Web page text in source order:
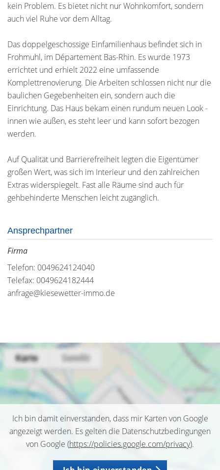
kein Problem. Es bietet nicht nur Wohnkomfort, sondern
auch viel Ruhe vor dem Alltag.
Das doppelgeschossige Einfamilienhaus befindet sich in
Frohmuhl, im Département Bas-Rhin. Es wurde 1973
errichtet und erhielt 2022 eine umfassende
Komplettrenovierung. Die Arbeiten schlossen nicht nur die
baulichen Gegebenheiten ein, sondern auch die
Einrichtung. Das Haus bekam einen rundum neuen Look -
innen wie außen, es steht leer und kann sofort bezogen
werden.
Auf Qualität und Barrierefreiheit legten die Eigentümer
großen Wert, was sich im Interieur und den zahlreichen
Extras widerspiegelt. Fast alle Räume sind auch für
gehbehinderte Menschen leicht zugänglich.
Ansprechpartner
Firma
Telefon: 0049624124040
Telefax: 0049624182444
anfrage@kiesewetter-immo.de
Ich bin damit einverstanden, dass mir Karten von Google
angezeigt werden. Es gelten die Datenschutzbedingungen
von Google (https://policies.google.com/privacy).